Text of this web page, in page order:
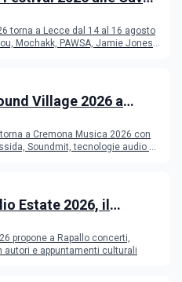
torna a Lecce dal 14 al 16 agosto
Mochakk, PAWSA, Jamie Jones
Village 2026 a
Contest, il programma
a Cremona Musica 2026 con
Soundmit, tecnologie audio e
Estate 2026, il
propone a Rapallo concerti,
autori e appuntamenti culturali